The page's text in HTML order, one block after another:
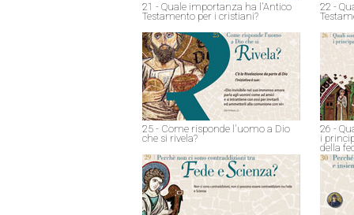
21 - Quale importanza ha l'Antico
Testamento per i cristiani?
22 -
25 - Come risponde l'uomo a Dio
che si rivela?
26 -
i
della